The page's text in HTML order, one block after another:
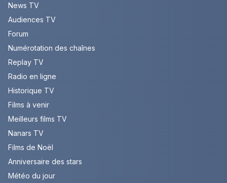
News TV
Audiences TV
Forum
Numérotation des chaînes
Replay TV
Radio en ligne
Historique TV
Films à venir
Meilleurs films TV
Nanars TV
Films de Noël
Anniversaire des stars
Météo du jour